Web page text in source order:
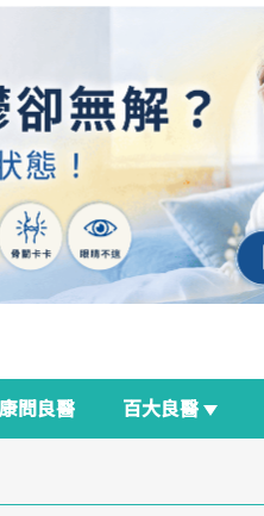
問良醫 百大良醫